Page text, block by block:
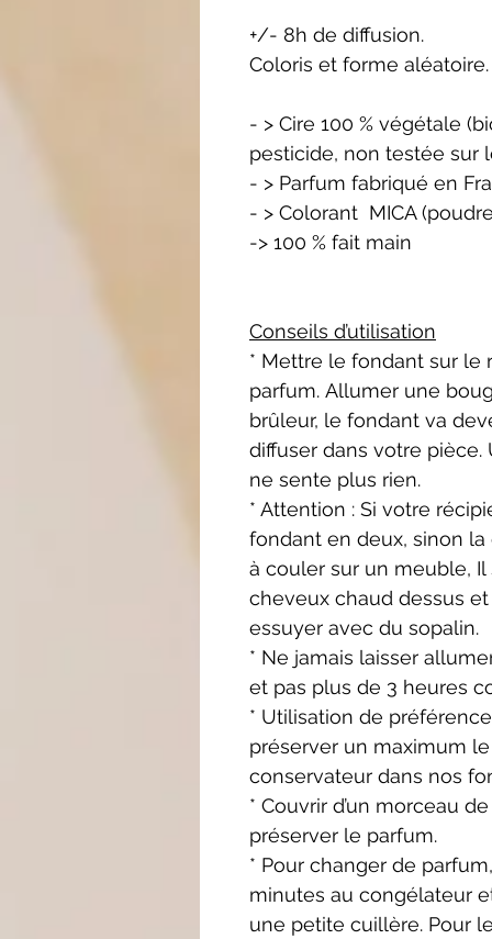
+/- 8h de diffusion.
Coloris et forme aléatoire.
- > Cire 100 % végétale
pesticide, non testée sur
- > Parfum fabriqué en
- > Colorant MICA
-> 100 % fait main
Conseils d’utilisation
* Mettre le fondant sur le
parfum. Allumer une
brûleur, le fondant va
diffuser dans votre
ne sente plus rien.
* Attention : Si votre
fondant en deux, sinon la
à couler sur un meuble,
cheveux chaud dessus
essuyer avec du sopalin.
* Ne jamais laisser
et pas plus de 3 heures
* Utilisation de
préserver un maximum le
conservateur dans nos
* Couvrir d’un morceau
préserver le parfum.
* Pour changer de
minutes au congélateur
une petite cuillère. Pour